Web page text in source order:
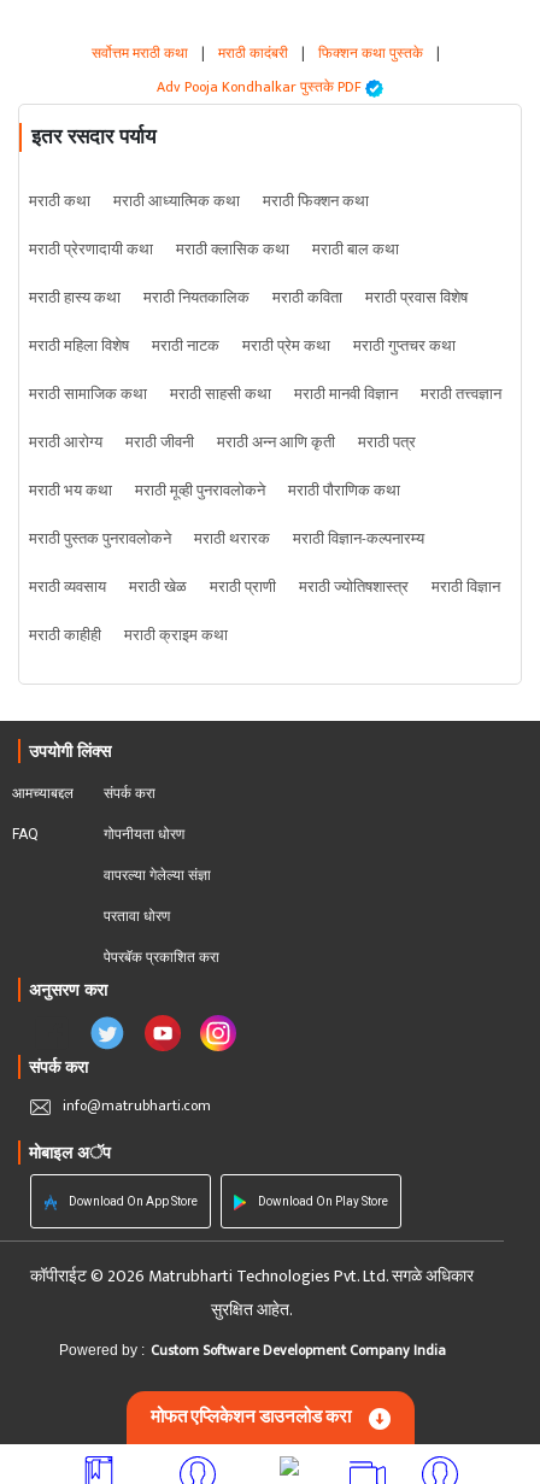
सर्वोत्तम मराठी कथा | मराठी कादंबरी | फिक्शन कथा पुस्तके |
Adv Pooja Kondhalkar पुस्तके PDF
इतर रसदार पर्याय
मराठी कथा मराठी आध्यात्मिक कथा
मराठी फिक्शन कथा
मराठी प्रेरणादायी कथा
मराठी क्लासिक कथा
मराठी बाल कथा
मराठी हास्य कथा
मराठी नियतकालिक मराठी कविता
मराठी प्रवास विशेष
मराठी महिला विशेष
मराठी नाटक मराठी प्रेम कथा
मराठी गुप्तचर कथा
मराठी सामाजिक कथा
मराठी साहसी कथा मराठी मानवी विज्ञान
मराठी तत्त्वज्ञान
मराठी आरोग्य
मराठी जीवनी मराठी अन्न आणि कृती
मराठी पत्र
मराठी भय कथा
मराठी मूव्ही पुनरावलोकने
मराठी पौराणिक कथा
मराठी पुस्तक पुनरावलोकने
मराठी थरारक
मराठी विज्ञान-कल्पनारम्य
मराठी व्यवसाय
मराठी खेळ मराठी प्राणी मराठी ज्योतिषशास्त्र
मराठी विज्ञान
मराठी काहीही
मराठी क्राइम कथा
उपयोगी लिंक्स
आमच्याबद्दल
FAQ
संपर्क करा
गोपनीयता धोरण
वापरल्या गेलेल्या संज्ञा
परतावा धोरण
पेपरबॅक प्रकाशित करा
अनुसरण करा
संपर्क करा
info@matrubharti.com
मोबाइल अॅप
Download On App Store Download On Play Store
कॉपीराईट © 2026 Matrubharti Technologies Pvt. Ltd. सगळे अधिकार
सुरक्षित आहेत.
Powered by : Custom Software Development Company India
मोफत एप्लिकेशन डाउनलोड करा